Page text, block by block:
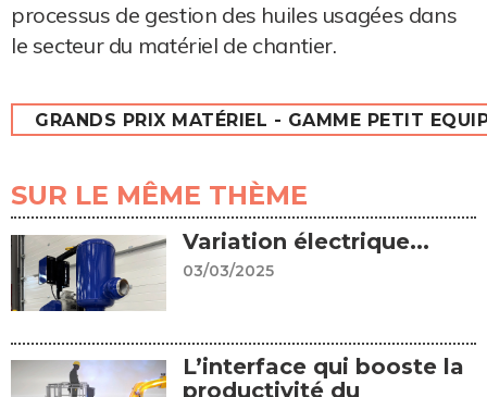
processus de gestion des huiles usagées dans
le secteur du matériel de chantier.
GRANDS PRIX MATÉRIEL - GAMME PETIT
SUR LE MÊME THÈME
Variation électrique...
03/03/2025
L’interface qui booste la
productivité du